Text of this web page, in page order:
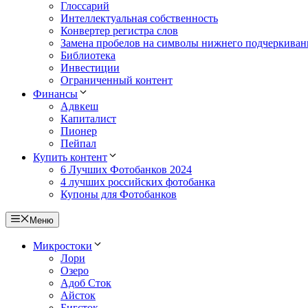
Глоссарий
Интеллектуальная собственность
Конвертер регистра слов
Замена пробелов на символы нижнего
Библиотека
Инвестиции
Ограниченный контент
Финансы
Адвкеш
Капиталист
Пионер
Пейпал
Купить контент
6 Лучших Фотобанков 2024
4 лучших российских фотобанка
Купоны для Фотобанков
Меню
Микростоки
Лори
Озеро
Адоб Сток
Айсток